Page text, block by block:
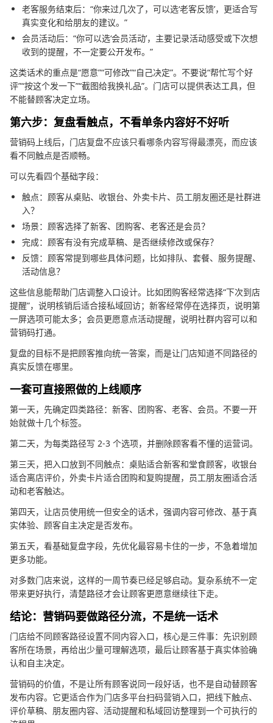
老客服务结束后：“你来过几次了，可以选‘老客反馈’，更适合写
真实变化和给朋友的建议。”
会员活动后：“你可以选‘会员活动’，主要记录活动感受或下次想
收到的提醒，不一定要公开发布。”
这类话术的重点是“愿意”“可修改”“自己决定”。不要说“帮忙写个好
评”“按这个发一下”“截图给我换礼品”。门店可以提供表达工具，但
不能替顾客决定立场。
第六步：复盘看触点，不看单条内容好不好听
营销码上线后，门店复盘不应该只看哪条内容写得最漂亮，而应该
看不同触点是否顺畅。
可以先看四个基础字段：
触点：顾客从桌贴、收银台、外卖卡片、员工朋友圈还是社群进
入？
场景：顾客选择了新客、团购客、老客还是会员？
完成：顾客有没有完成草稿、是否继续修改或保存？
反馈：顾客常提到哪些具体问题，比如排队、套餐、服务提醒、
活动信息？
这些信息能帮助门店调整入口设计。比如团购客经常选择“下次到店
提醒”，说明核销后适合接私域回访；新客经常停在选择页，说明第
一屏选项可能太多；会员更愿意点活动提醒，说明社群内容可以和
营销码打通。
复盘的目标不是把顾客推向统一答案，而是让门店知道不同路径的
真实反馈在哪里。
一套可直接照做的上线顺序
第一天，先确定四类路径：新客、团购客、老客、会员。不要一开
始就做十几个标签。
第二天，为每类路径写 2-3 个选项，并删除顾客看不懂的运营词。
第三天，把入口放到不同触点：桌贴适合新客和堂食顾客，收银台
适合离店评价，外卖卡片适合团购和复购提醒，员工朋友圈适合活
动和老客触达。
第四天，让店员使用统一但安全的话术，强调内容可修改、基于真
实体验、顾客自主决定是否发布。
第五天，看基础复盘字段，先优化最容易卡住的一步，不急着增加
更多功能。
对多数门店来说，这样的一周节奏已经足够启动。复杂系统不一定
带来更好执行，清楚路径才会让顾客更愿意继续往下走。
结论：营销码要做路径分流，不是统一话术
门店给不同顾客路径设置不同内容入口，核心是三件事：先识别顾
客所在场景，再给出少量可理解选项，最后让顾客基于真实体验确
认和自主决定。
营销码的价值，不是让所有顾客说同一段好话，也不是自动替顾客
发布内容。它更适合作为门店多平台扫码营销入口，把线下触点、
评价草稿、朋友圈内容、活动提醒和私域回访整理到一个可执行的